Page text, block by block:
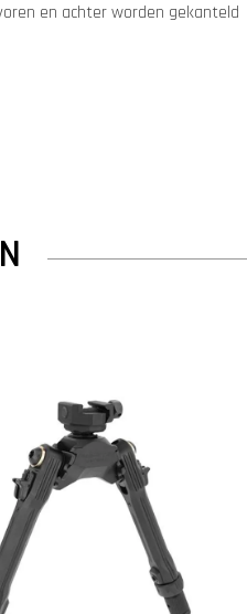
en achter worden gekanteld